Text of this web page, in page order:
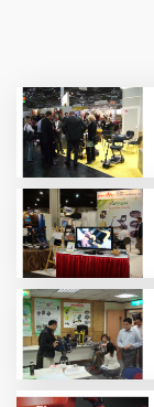
遊
實
電
動
代